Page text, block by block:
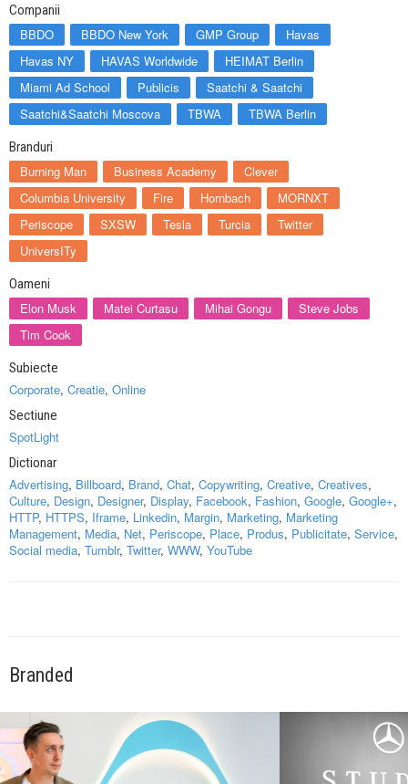
Companii
BBDO BBDO New York GMP Group
Havas
Havas NY
HAVAS Worldwide
HEIMAT Berlin
Miami Ad School
Publicis
Saatchi & Saatchi
Saatchi&Saatchi Moscova
TBWA TBWA Berlin
Branduri
Burning Man Business Academy
Clever
Columbia University
Fire Hornbach
MORNXT
Periscope
SXSW Tesla Turcia
Twitter
UniversITy
Oameni
Elon Musk Matei Curtasu Mihai Gongu
Steve Jobs
Tim Cook
Subiecte
Corporate, Creatie, Online
Sectiune
SpotLight
Dictionar
Advertising, Billboard, Brand, Chat, Copywriting, Creative, Creatives,
Culture, Design, Designer, Display, Facebook, Fashion, Google, Google+,
HTTP, HTTPS, Iframe, Linkedin, Margin, Marketing, Marketing
Management, Media, Net, Periscope, Place, Produs, Publicitate, Service,
Social media, Tumblr, Twitter, WWW, YouTube
Branded